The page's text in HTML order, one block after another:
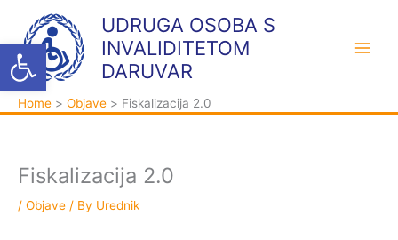
Open toolbar
content
UDRUGA OSOBA S
INVALIDITETOM
DARUVAR
Home Objave Fiskalizacija 2.0
Fiskalizacija 2.0
/ Objave / By Urednik
t
e
g
h
i
v